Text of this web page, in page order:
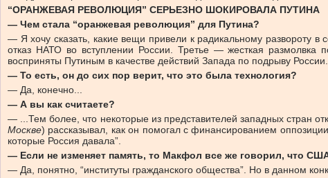
“ОРАНЖЕВАЯ РЕВОЛЮЦИЯ” СЕРЬЕЗНО ШОКИРОВАЛА ПУТИНА
— Чем стала “оранжевая революция” для Путина?
— Я хочу сказать, какие вещи привели к радикальному развороту
отказ НАТО во вступлении России. Третье — жесткая
восприняты Путиным в качестве действий Запада по подрыву России.
— То есть, он до сих пор верит, что это была технология?
— Да, конечно...
— А вы как считаете?
— ...Тем более, что некоторые из представителей западных стран
Москве) рассказывал, как он помогал с финансированием
которые Россия давала”.
— Если не изменяет память, то Макфол все же говорил, что
— Да, понятно, “институты гражданского общества”. Но в данном